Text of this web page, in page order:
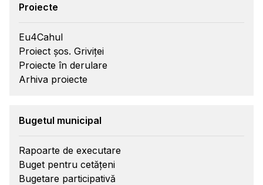
Proiecte
Eu4Cahul
Proiect șos. Griviței
Proiecte în derulare
Arhiva proiecte
Bugetul municipal
Rapoarte de executare
Buget pentru cetățeni
Bugetare participativă